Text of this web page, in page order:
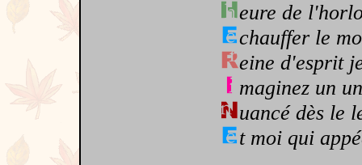
eure de
chauffer le
eine d'esprit
maginez un
uancé dès le
t moi qui